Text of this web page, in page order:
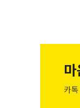
카